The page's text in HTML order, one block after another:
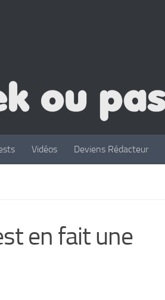
Vidéos Deviens Rédacteur
en fait une